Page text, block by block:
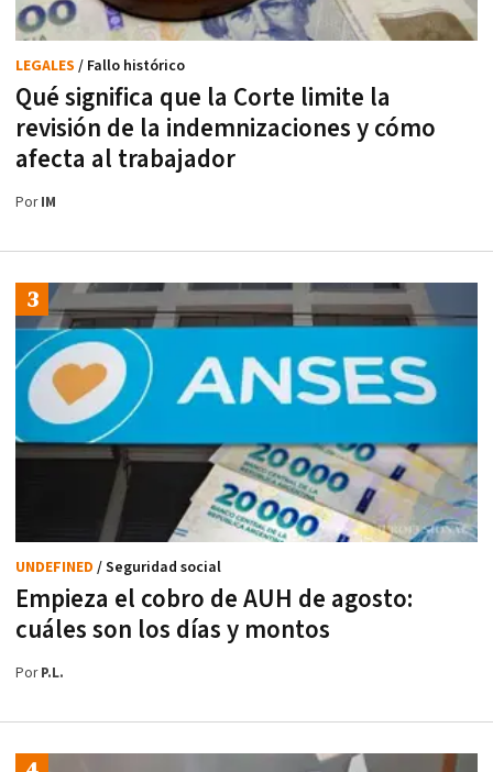
Qué significa que la Corte limite la
revisión de la indemnizaciones y cómo
afecta al trabajador
LEGALES / Fallo histórico
PorIM
Empieza el cobro de AUH de agosto:
cuáles son los días y montos
UNDEFINED / Seguridad social
PorP.L.